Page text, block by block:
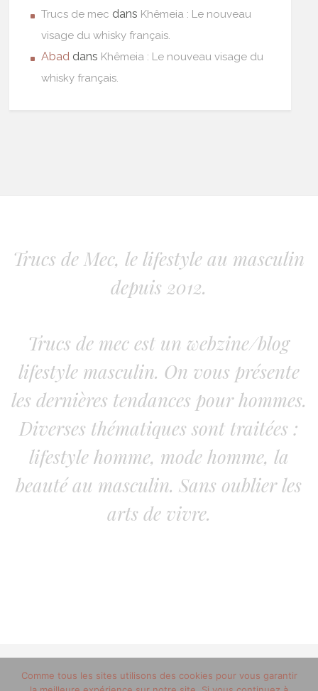
Trucs de mec dans Khêmeia : Le nouveau
visage du whisky français.
Abad dans Khêmeia : Le nouveau visage du
whisky français.
Trucs de Mec, le lifestyle au masculin
depuis 2012.
Trucs de mec est un webzine/blog
lifestyle masculin. On vous présente
les dernières tendances pour hommes.
Diverses thématiques sont traitées :
lifestyle homme, mode homme, la
beauté au masculin. Sans oublier les
arts de vivre.
© 2012-2020 copyright trucsdemec.fr - blog lifestyle
Comme tous les sites utilisons des cookies pour vous garantir